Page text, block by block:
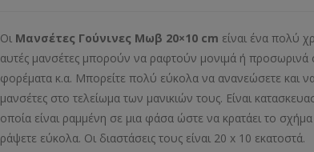
Οι Μανσέτες Γούνινες Μωβ 20×10 cm είναι ένα πολύ
αυτές μανσέτες μπορούν να ραφτούν μονιμά ή προσωρινά
φορέματα κ.α. Μπορείτε πολύ εύκολα να ανανεώσετε και
μανσέτες στο τελείωμα των μανικιών τους. Είναι
οποία είναι ραμμένη σε μια φάσα ώστε να κρατάει το
ράψετε εύκολα. Οι διαστάσεις τους είναι 20 x 10 εκατοστά.